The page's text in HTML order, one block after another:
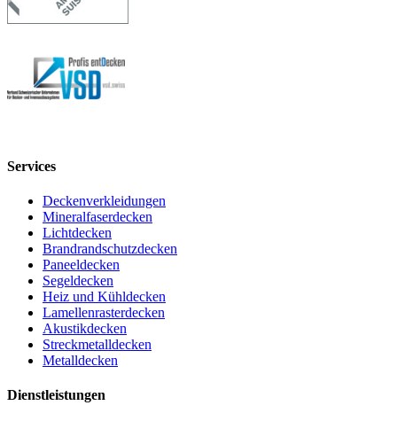
Services
Deckenverkleidungen
Mineralfaserdecken
Lichtdecken
Brandrandschutzdecken
Paneeldecken
Segeldecken
Heiz und Kühldecken
Lamellenrasterdecken
Akustikdecken
Streckmetalldecken
Metalldecken
Dienstleistungen